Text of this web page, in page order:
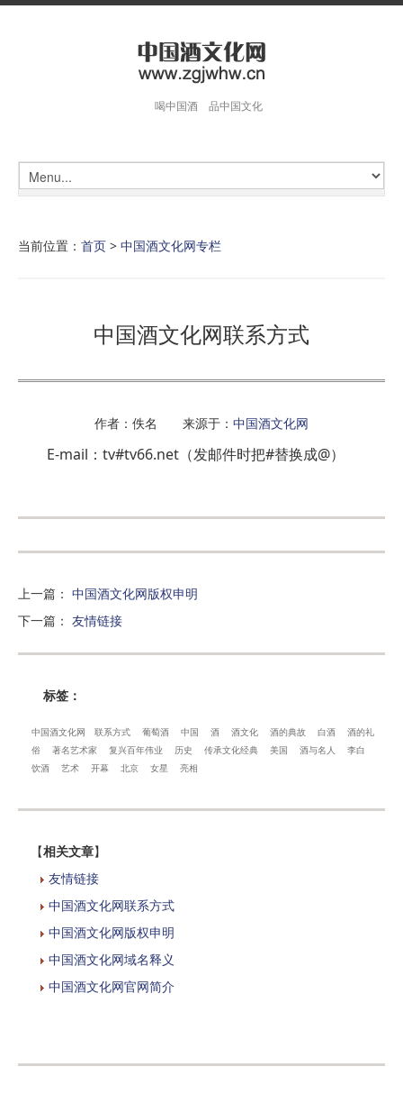
喝中国酒 品中国文化
当前位置： 首页 > 中国酒文化网专栏
中国酒文化网联系方式
作者：佚名 来源于： 中国酒文化网
E-mail：tv#tv66.net（发邮件时把#替换成@）
上一篇 ： 中国酒文化网版权申明
下一篇 ： 友情链接
标签：
中国酒文化网 联系方式 葡萄酒 中国 酒 酒文化 酒的典故 白酒
酒的礼
俗
著名艺术家 复兴百年伟业 历史 传承文化经典 美国 酒与名人
李白
饮酒
艺术 开幕 北京 女星 亮相
【相关文章】
友情链接
中国酒文化网联系方式
中国酒文化网版权申明
中国酒文化网域名释义
中国酒文化网官网简介